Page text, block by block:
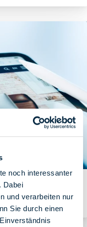
noch interessanter
Dabei
und verarbeiten nur
Sie durch einen
– effizient und